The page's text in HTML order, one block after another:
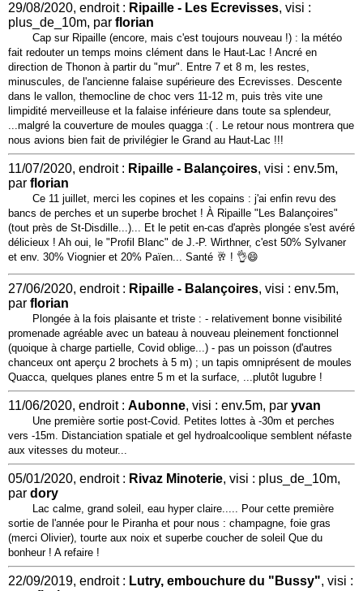
29/08/2020, endroit : Ripaille - Les Ecrevisses, visi :
plus_de_10m, par florian
Cap sur Ripaille (encore, mais c'est toujours nouveau !) : la météo
fait redouter un temps moins clément dans le Haut-Lac ! Ancré en
direction de Thonon à partir du "mur". Entre 7 et 8 m, les restes,
minuscules, de l'ancienne falaise supérieure des Ecrevisses. Descente
dans le vallon, themocline de choc vers 11-12 m, puis très vite une
limpidité merveilleuse et la falaise inférieure dans toute sa splendeur,
...malgré la couverture de moules quagga :( . Le retour nous montrera que
nous avions bien fait de privilégier le Grand au Haut-Lac !!!
11/07/2020, endroit : Ripaille - Balançoires, visi : env.5m,
par florian
Ce 11 juillet, merci les copines et les copains : j'ai enfin revu des
bancs de perches et un superbe brochet ! À Ripaille "Les Balançoires"
(tout près de St-Disdille...)... Et le petit en-cas d'après plongée s'est avéré
délicieux ! Ah oui, le "Profil Blanc" de J.-P. Wirthner, c'est 50% Sylvaner
et env. 30% Viognier et 20% Païen... Santé 🥂 ! 👌😄
27/06/2020, endroit : Ripaille - Balançoires, visi : env.5m,
par florian
Plongée à la fois plaisante et triste : - relativement bonne visibilité
promenade agréable avec un bateau à nouveau pleinement fonctionnel
(quoique à charge partielle, Covid oblige...) - pas un poisson (d'autres
chanceux ont aperçu 2 brochets à 5 m) ; un tapis omniprésent de moules
Quacca, quelques planes entre 5 m et la surface, ...plutôt lugubre !
11/06/2020, endroit : Aubonne, visi : env.5m, par yvan
Une première sortie post-Covid. Petites lottes à -30m et perches
vers -15m. Distanciation spatiale et gel hydroalcoolique semblent néfaste
aux vitesses du moteur...
05/01/2020, endroit : Rivaz Minoterie, visi : plus_de_10m,
par dory
Lac calme, grand soleil, eau hyper claire..... Pour cette première
sortie de l'année pour le Piranha et pour nous : champagne, foie gras
(merci Olivier), tourte aux noix et superbe coucher de soleil Que du
bonheur ! A refaire !
22/09/2019, endroit : Lutry, embouchure du "Bussy", visi :